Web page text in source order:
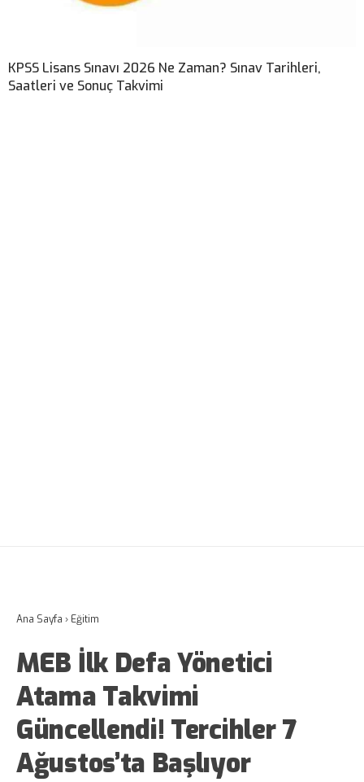
KPSS Lisans Sınavı 2026 Ne Zaman? Sınav Tarihleri,
Saatleri ve Sonuç Takvimi
Ana Sayfa › Eğitim
MEB İlk Defa Yönetici
Atama Takvimi
Güncellendi! Tercihler 7
Ağustos’ta Başlıyor